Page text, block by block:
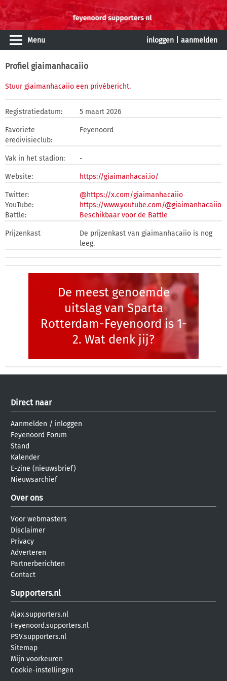
Menu inloggen aanmelden
Profiel giaimanhacaiio
Stuur giaimanhacaiio een privébericht.
Registratiedatum: 5 maart 2026
Favoriete
eredivisieclub:
Feyenoord
Vak in het stadion: -
Website: https://giaimanhacai.io/
Twitter:
@https://x.com/giaimanhacaiio
YouTube:
https://www.youtube.com/@giaimanhacaiio
Battle:
Beschikbaar voor de Battle
Prijzenkast
De prijzenkast van giaimanhacaiio is nog
leeg.
De meest genoemde
uitslag van Sparta
Rotterdam-Feyenoord is 1-
2. Wat denk jij?
Direct naar
Aanmelden / inloggen
Feyenoord Forum
Stand
Kalender
E-zine (nieuwsbrief)
Nieuwsarchief
Over ons
Voor webmasters
Disclaimer
Privacy
Adverteren
Partnerberichten
Contact
Supporters.nl
Ajax.supporters.nl
Feyenoord.supporters.nl
PSV.supporters.nl
Sitemap
Mijn voorkeuren
Cookie-instellingen